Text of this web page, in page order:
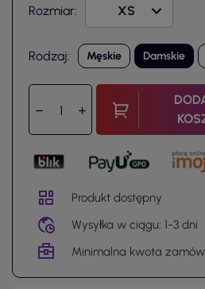
Rozmiar:
Rodzaj: Męskie Damskie
Produkt dostępny
Wysyłka w ciągu: 1-3 dni
Minimalna kwota